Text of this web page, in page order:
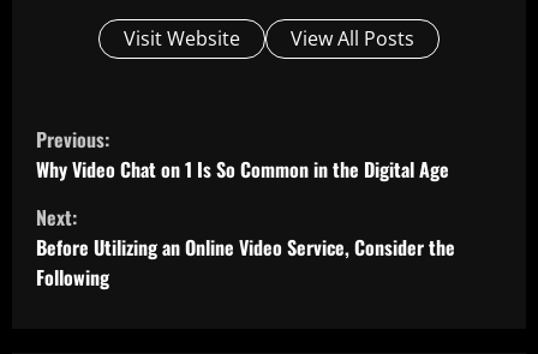
Visit Website View All Posts
C
o
n
t
Previous:
Why Video Chat on 1 Is So Common in the Digital Age
Next:
Before Utilizing an Online Video Service, Consider the
Following